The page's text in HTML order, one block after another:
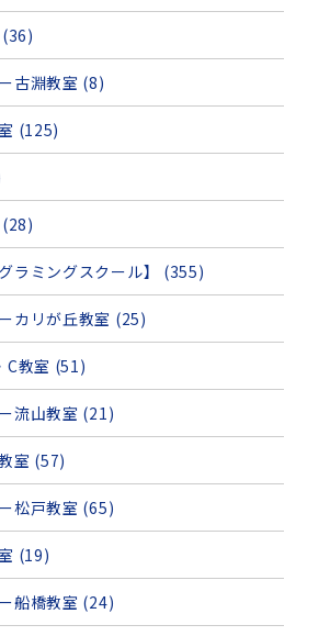
古淵教室 (8)
(125)
ラミングスクール】 (355)
カリが丘教室 (25)
C教室 (51)
流山教室 (21)
室 (57)
松戸教室 (65)
(19)
船橋教室 (24)